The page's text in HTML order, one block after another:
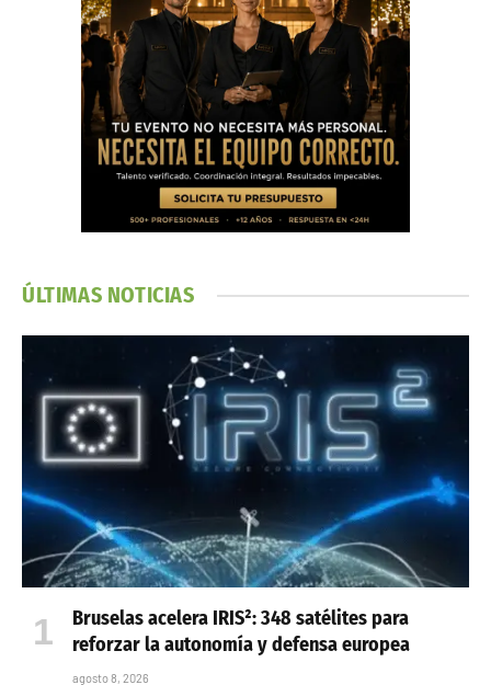
ÚLTIMAS NOTICIAS
Bruselas acelera IRIS²: 348 satélites para
reforzar la autonomía y defensa europea
agosto 8, 2026